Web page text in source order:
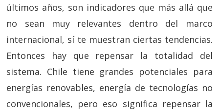
últimos años, son indicadores que más allá que
no sean muy relevantes dentro del marco
internacional, sí te muestran ciertas tendencias.
Entonces hay que repensar la totalidad del
sistema. Chile tiene grandes potenciales para
energías renovables, energía de tecnologías no
convencionales, pero eso significa repensar la